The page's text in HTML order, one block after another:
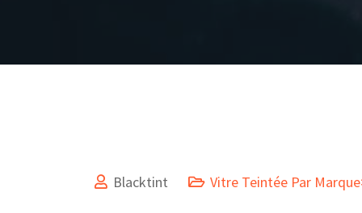
Blacktint Vitre Teintée Par